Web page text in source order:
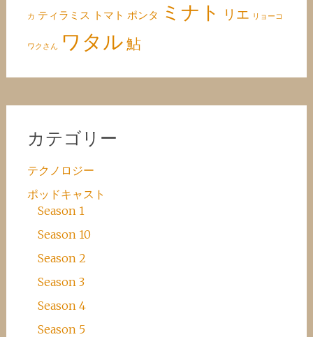
カ ティラミス トマト ポンタ ミナト リエ リョーコ
ワクさん ワタル鮎
カテゴリー
テクノロジー
ポッドキャスト
Season 1
Season 10
Season 2
Season 3
Season 4
Season 5